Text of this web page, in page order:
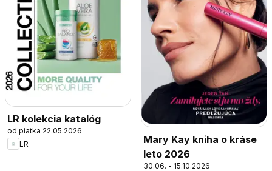
LR kolekcia katalóg
od piatka 22.05.2026
LR
Mary Kay kniha o kráse
leto 2026
30.06. - 15.10.2026